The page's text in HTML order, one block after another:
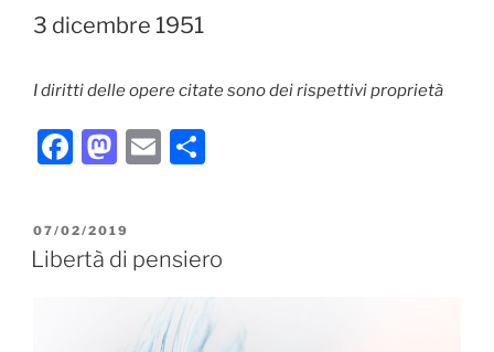
3 dicembre 1951
I diritti delle opere citate sono dei rispettivi proprietà
F
c
e
M
st
o
E
l
di
di
PUBBLICATO
IL
07/02/2019
Libertà di pensiero